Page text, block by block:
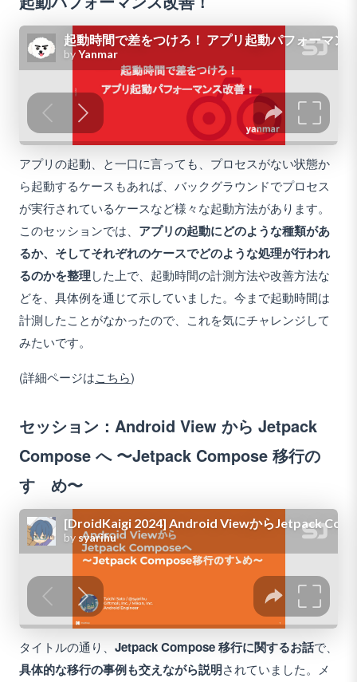
アプリの起動、と一口に言っても、プロセスがない状態か
ら起動するケースもあれば、バックグラウンドでプロセス
が実行されているケースなど様々な起動方法があります。
このセッションでは、 アプリの起動にどのような種類があ
るか、そしてそれぞれのケースでどのような処理が行われ
るのかを整理した上で、起動時間の計測方法や改善方法な
どを、具体例を通じて示していました。今まで起動時間は
計測したことがなかったので、これを気にチャレンジして
みたいです。
(詳細ページはこちら)
セッション：Android View から Jetpack
Compose へ 〜Jetpack Compose 移行の
すゝめ〜
タイトルの通り、 Jetpack Compose 移行に関するお話で、
具体的な移行の事例も交えながら説明されていました。メ